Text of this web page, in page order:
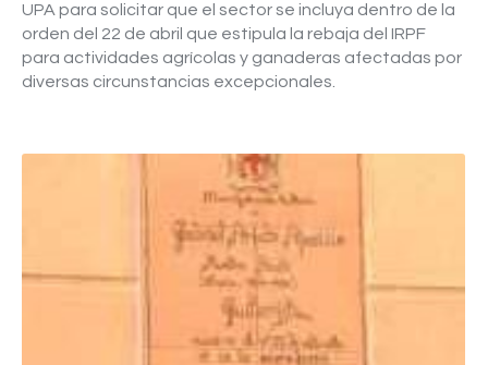
UPA para solicitar que el sector se incluya dentro de la
orden del 22 de abril que estipula la rebaja del IRPF
para actividades agrícolas y ganaderas afectadas por
diversas circunstancias excepcionales.